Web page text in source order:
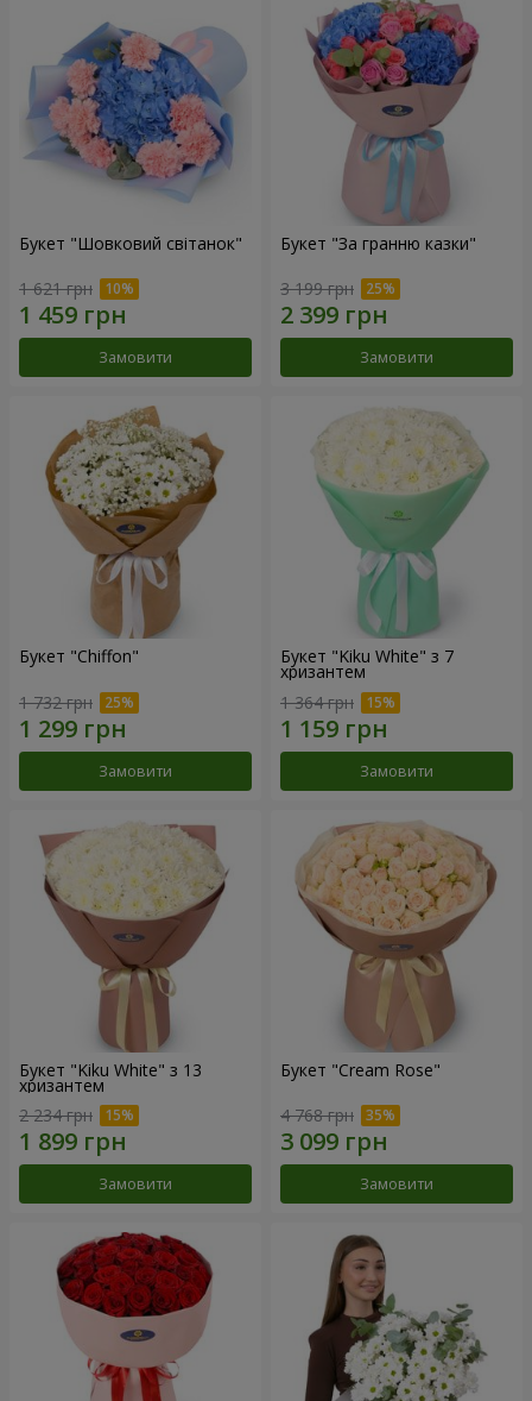
Букет "Шовковий світанок"
1 621 грн
Замовити
Букет "За гранню казки"
3 199 грн
Замовити
Букет "Chiffon"
1 732 грн
Замовити
Букет "Kiku White" з 7
хризантем
1 364 грн
Замовити
Букет "Kiku White" з 13
хризантем
2 234 грн
Замовити
Букет "Cream Rose"
4 768 грн
Замовити